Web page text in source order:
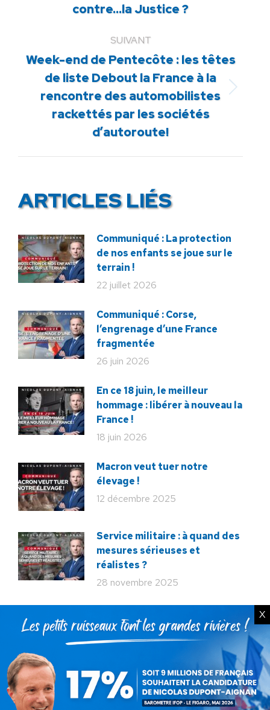
précédent
contre…la Justice ?
SUIVANT
Article
suivant
:
Week-end de Pentecôte : les têtes
de liste Debout la France à la
rencontre des automobilistes
rackettés par les sociétés
d’autoroute!
ARTICLES LIÉS
Communiqué : La protection
de nos enfants se joue sur le
terrain !
22 juillet 2026
Communiqué : Corse,
l’engrenage d’une France
fragmentée
26 juin 2026
En ce 18 juin, le meilleur
hommage : libérer à nouveau la
France !
18 juin 2026
Macron veut tuer notre
élevage !
12 décembre 2025
Service militaire : à quand des
mesures sérieuses et
réalistes ?
28 novembre 2025
La destitution au plus tôt !
24 novembre 2025
X